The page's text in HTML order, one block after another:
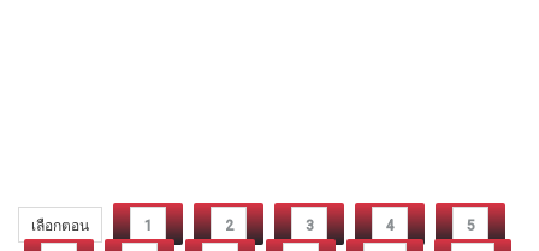
เลือกตอน 1 2 3 4 5